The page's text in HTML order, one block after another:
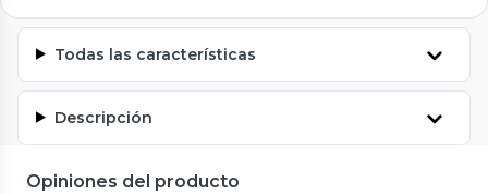
Todas las características
Descripción
Opiniones del producto